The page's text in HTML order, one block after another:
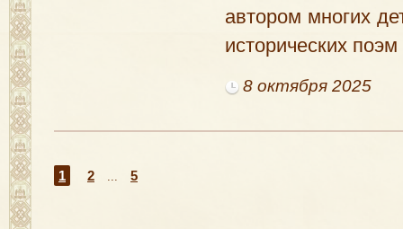
автором многих
исторических
8 октября 2025
1 2 ... 5